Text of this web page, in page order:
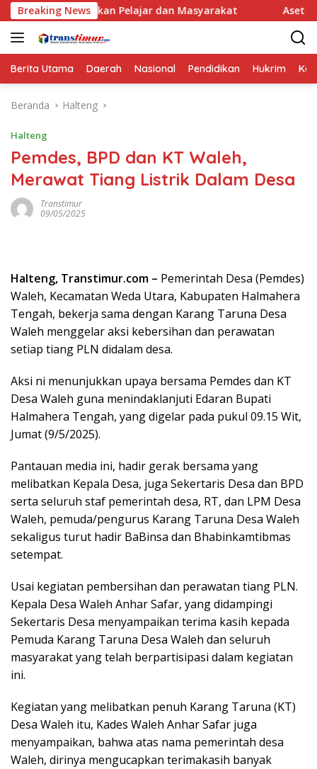
Langsung
ke
konten
Breaking News
Pelajar dan Masyarakat Aset Pemda Sula Naik
Berita Utama Daerah Nasional Pendidikan Hukrim
Beranda Halteng
Halteng
Pemdes, BPD dan KT Waleh,
Merawat Tiang Listrik Dalam Desa
Transtimur
09/05/2025
Halteng, Transtimur.com – Pemerintah Desa (Pemdes)
Waleh, Kecamatan Weda Utara, Kabupaten Halmahera
Tengah, bekerja sama dengan Karang Taruna Desa
Waleh menggelar aksi kebersihan dan perawatan
setiap tiang PLN didalam desa.
Aksi ni menunjukkan upaya bersama Pemdes dan KT
Desa Waleh guna menindaklanjuti Edaran Bupati
Halmahera Tengah, yang digelar pada pukul 09.15 Wit,
Jumat (9/5/2025).
Pantauan media ini, hadir gerak bersama yang
melibatkan Kepala Desa, juga Sekertaris Desa dan BPD
serta seluruh staf pemerintah desa, RT, dan LPM Desa
Waleh, pemuda/pengurus Karang Taruna Desa Waleh
sekaligus turut hadir BaBinsa dan Bhabinkamtibmas
setempat.
Usai kegiatan pembersihan dan perawatan tiang PLN.
Kepala Desa Waleh Anhar Safar, yang didampingi
Sekertaris Desa menyampaikan terima kasih kepada
Pemuda Karang Taruna Desa Waleh dan seluruh
masyarakat yang telah berpartisipasi dalam kegiatan
ini.
Kegiatan yang melibatkan penuh Karang Taruna (KT)
Desa Waleh itu, Kades Waleh Anhar Safar juga
menyampaikan, bahwa atas nama pemerintah desa
Waleh, dirinya mengucapkan terimakasih banyak